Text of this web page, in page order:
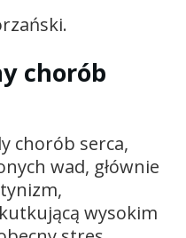
chorób
chorób serca,
wad, głównie
wysokim